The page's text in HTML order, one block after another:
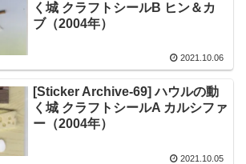
く城 クラフトシールB ヒン＆カ
ブ（2004年）
2021.10.06
[Sticker Archive-69] ハウルの動
く城 クラフトシールA カルシファ
ー（2004年）
2021.10.05